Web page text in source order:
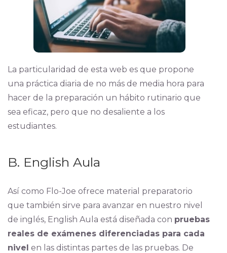
La particularidad de esta web es que propone
una práctica diaria de no más de media hora para
hacer de la preparación un hábito rutinario que
sea eficaz, pero que no desaliente a los
estudiantes.
B. English Aula
Así como Flo-Joe ofrece material preparatorio
que también sirve para avanzar en nuestro nivel
de inglés, English Aula está diseñada con pruebas
reales de exámenes diferenciadas para cada
nivel en las distintas partes de las pruebas. De